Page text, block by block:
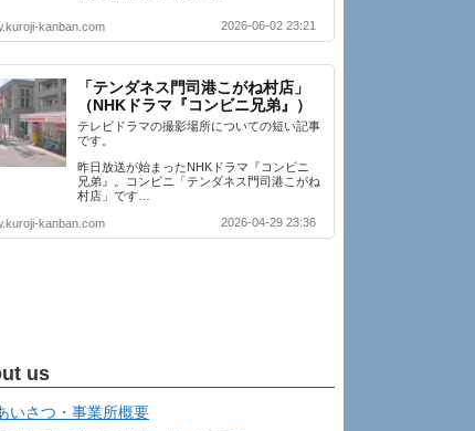
kanban.com 2026-06-02 23:21
「テンダネス門司港こがね村店」
（NHKドラマ『コンビニ兄弟』）
テレビドラマの撮影場所についての短い記事
です。
昨日放送が始まったNHKドラマ『コンビニ
兄弟』。コンビニ「テンダネス門司港こがね
村店」です…
kanban.com 2026-04-29 23:36
us
いさつ・事業所概要